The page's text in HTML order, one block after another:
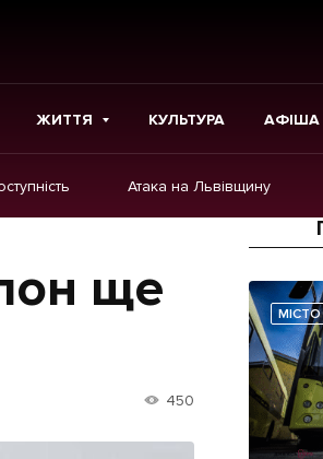
ЖИТТЯ КУЛЬТУРА АФІША
Атака на Львівщину
ще
450
МІСТО